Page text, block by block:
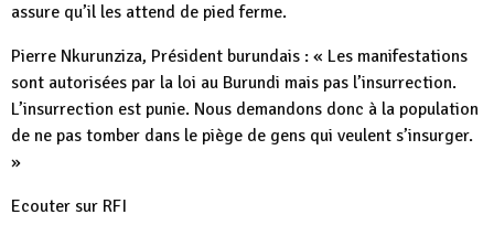
assure qu’il les attend de pied ferme.
Pierre Nkurunziza, Président burundais : « Les manifestations
sont autorisées par la loi au Burundi mais pas l’insurrection.
L’insurrection est punie. Nous demandons donc à la population
de ne pas tomber dans le piège de gens qui veulent s’insurger.
»
Ecouter sur RFI